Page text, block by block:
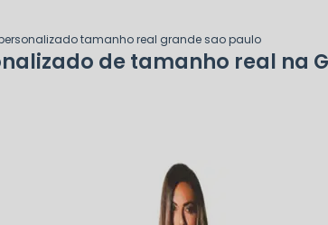
tamanho real grande sao paulo
de tamanho real na